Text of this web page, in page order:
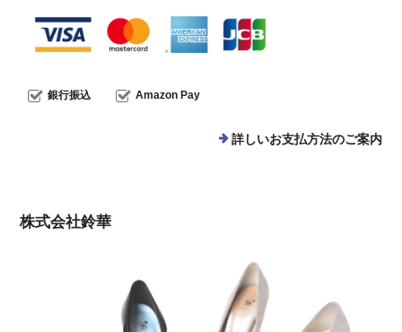
銀行振込 Amazon Pay
詳しいお支払方法のご案内
株式会社鈴華